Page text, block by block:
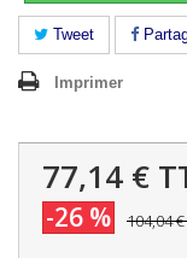
Tweet
Imprimer
77,14 €
-26 % 104,04 €